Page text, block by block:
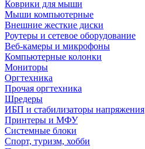
Коврики для мыши
Мыши компьютерные
Внешние жесткие диски
Роутеры и сетевое оборудование
Веб-камеры и микрофоны
Компьютерные колонки
Мониторы
Оргтехника
Прочая оргтехника
Шредеры
ИБП и стабилизаторы напряжения
Принтеры и МФУ
Системные блоки
Спорт, туризм, хобби